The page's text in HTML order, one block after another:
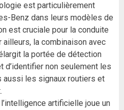
est particulièrement
Benz dans leurs modèles de
est cruciale pour la conduite
ailleurs, la combinaison avec
la portée de détection
d’identifier non seulement les
les signaux routiers et
artificielle joue un